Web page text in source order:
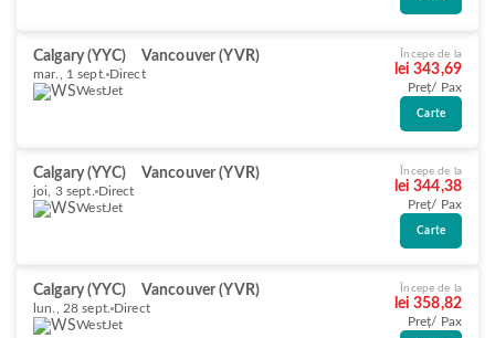
Calgary (YYC) Vancouver (YVR)
mar., 1 sept. Direct
WestJet
Începe de la
lei 343,69
Preț/ Pax
Carte
Calgary (YYC) Vancouver (YVR)
joi, 3 sept. Direct
WestJet
Începe de la
lei 344,38
Preț/ Pax
Carte
Calgary (YYC) Vancouver (YVR)
lun., 28 sept. Direct
WestJet
Începe de la
lei 358,82
Preț/ Pax